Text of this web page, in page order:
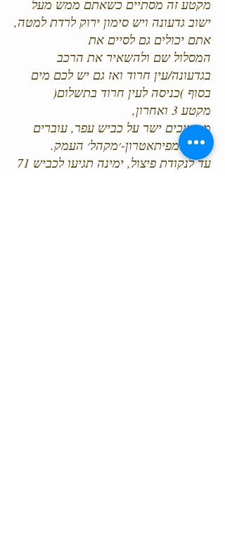
מקטע זה מסתיים כשאתם ממש מעל
ישוב גדעונה ויש סימון ירוק לרדת למטה,
אתם יכולים גם לסיים את
המסלול שם ולהשאיר את הרכב
בגדעונה/עין חרוד ואז גם יש לכם מים
בסוף )כניסה לעין חרוד בתשלום(
מקטע 3 ואחרון,
ממשיכים ישר על כביש עפר, עוברים
מעל אמפיתאטרון-׳מקהל׳ העמק.
עד לנקודת פיצול, ימינה תגיעו לכביש 71